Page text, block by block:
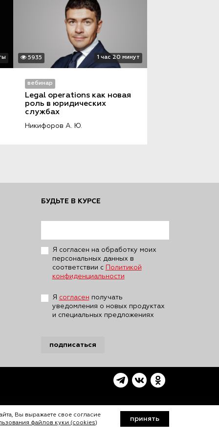
5935 1 час 20 минут
вебинар
Legal operations как новая
роль в юридических
службах
Никифоров А. Ю.
БУДЬТЕ В КУРСЕ
Я согласен на обработку моих
персональных данных в
соответствии с
Политикой
конфиденциальности
Я согласен получать
уведомления о новых продуктах
и специальных предложениях
подписаться
Вы выражаете свое согласие
файлов куки (cookies)
принять